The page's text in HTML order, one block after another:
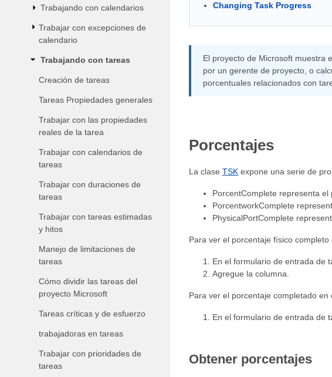
Trabajando con calendarios
Trabajar con excepciones de
calendario
Trabajando con tareas
Creación de tareas
Tareas Propiedades generales
Trabajar con las propiedades
reales de la tarea
Trabajar con calendarios de
tareas
Trabajar con duraciones de
tareas
Trabajar con tareas estimadas
y hitos
Manejo de limitaciones de
tareas
Cómo dividir las tareas del
proyecto Microsoft
Tareas críticas y de esfuerzo
trabajadoras en tareas
Trabajar con prioridades de
tareas
Changing Task Progress
El proyecto de Microsoft muestra
por un gerente de proyecto, o
porcentuales relacionados con
Porcentajes
La clase TSK expone una serie de
PorcentComplete representa
PorcentworkComplete
PhysicalPortComplete
Para ver el porcentaje físico
En el formulario de entrada de
Agregue la columna.
Para ver el porcentaje completado en
En el formulario de entrada de
Obtener porcentajes